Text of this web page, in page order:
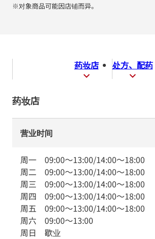
※对象商品可能因店铺而异。
药妆店 处方、配药
药妆店
营业时间
周一 09:00～13:00/14:00～18:00
周二 09:00～13:00/14:00～18:00
周三 09:00～13:00/14:00～18:00
周四 09:00～13:00/14:00～18:00
周五 09:00～13:00/14:00～18:00
周六 09:00～13:00
周日 歇业